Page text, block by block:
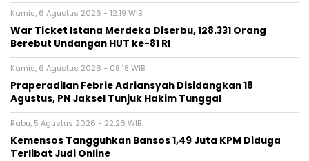
Kamis, 6 Agustus 2026 - 12:19 WIB
War Ticket Istana Merdeka Diserbu, 128.331 Orang
Berebut Undangan HUT ke-81 RI
Kamis, 6 Agustus 2026 - 08:18 WIB
Praperadilan Febrie Adriansyah Disidangkan 18
Agustus, PN Jaksel Tunjuk Hakim Tunggal
Rabu, 5 Agustus 2026 - 22:26 WIB
Kemensos Tangguhkan Bansos 1,49 Juta KPM Diduga
Terlibat Judi Online